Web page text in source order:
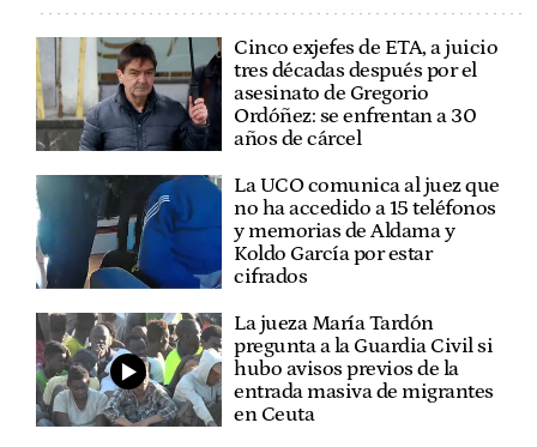
Cinco exjefes de ETA, a juicio
tres décadas después por el
asesinato de Gregorio
Ordóñez: se enfrentan a 30
años de cárcel
La UCO comunica al juez que
no ha accedido a 15 teléfonos
y memorias de Aldama y
Koldo García por estar
cifrados
La jueza María Tardón
pregunta a la Guardia Civil si
hubo avisos previos de la
entrada masiva de migrantes
en Ceuta